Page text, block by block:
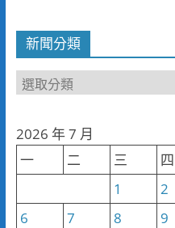
新聞分類
新
類
2026 年 7 月
一
二 三 四
1
2
6
7 8 9